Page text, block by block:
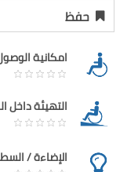
حفظ
امكانية
التهيئة داخل
الإضاءة /